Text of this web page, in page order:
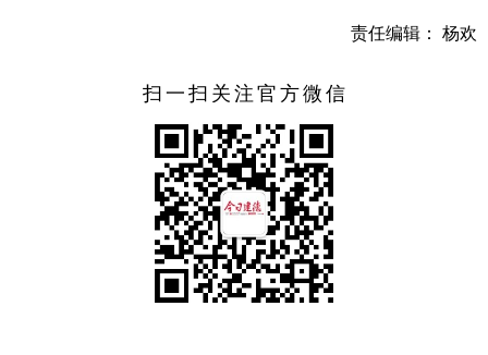
责任编辑： 杨欢
扫一扫关注官方微信